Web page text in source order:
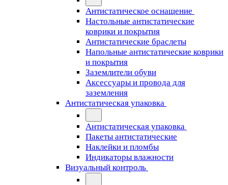
Антистатическое оснащение
Настольные антистатические
коврики и покрытия
Антистатические браслеты
Напольные антистатические коврики
и покрытия
Заземлители обуви
Аксессуары и провода для
заземления
Антистатическая упаковка
Антистатическая упаковка
Пакеты антистатические
Наклейки и пломбы
Индикаторы влажности
Визуальный контроль